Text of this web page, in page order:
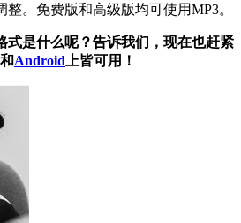
。免费版和高级版均可使用MP3。
式是什么呢？告诉我们，现在也赶紧
和Android 上皆可用！